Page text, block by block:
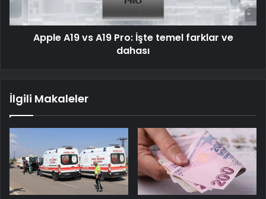
Apple A19 vs A19 Pro: İşte temel farklar ve
dahası
İlgili Makaleler